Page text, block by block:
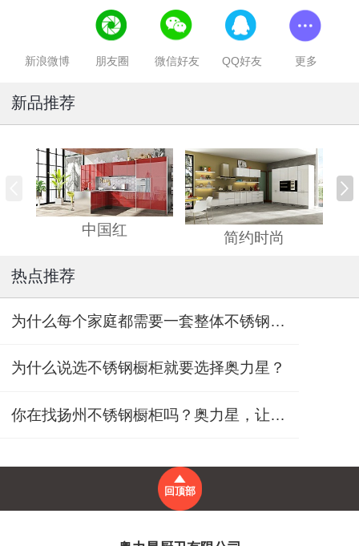
新浪微博 朋友圈 微信好友 QQ好友 更多
新品推荐
中国红 简约时尚
热点推荐
为什么每个家庭都需要一套整体不锈钢橱柜?
为什么说选不锈钢橱柜就要选择奥力星？
你在找扬州不锈钢橱柜吗？奥力星，让家人更放心
回顶部